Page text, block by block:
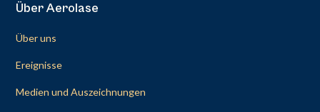
Über Aerolase
Über uns
Ereignisse
Medien und Auszeichnungen